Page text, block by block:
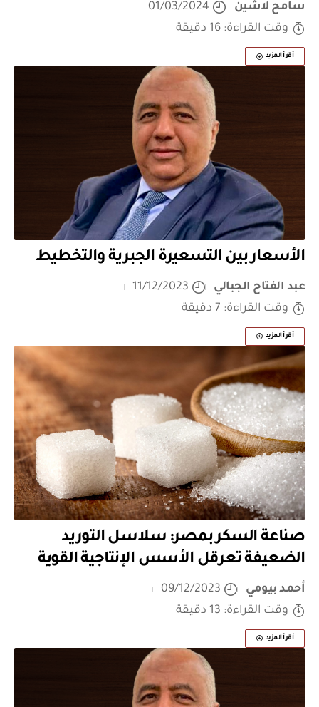
سامح لاشين
01/03/2024
وقت القراءة: 16 دقيقة
أقرأ المزيد
الأسعار بين التسعيرة الجبرية والتخطيط
عبد الفتاح الجبالي
11/12/2023
وقت القراءة: 7 دقيقة
أقرأ المزيد
صناعة السكر بمصر: سلاسل التوريد
الضعيفة تعرقل الأسس الإنتاجية القوية
أحمد بيومي
09/12/2023
وقت القراءة: 13 دقيقة
أقرأ المزيد